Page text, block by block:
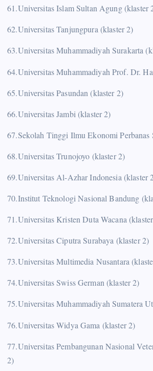
61.Universitas Islam Sultan Agung (klaster
62.Universitas Tanjungpura (klaster 2)
63.Universitas Muhammadiyah Surakarta
64.Universitas Muhammadiyah Prof. Dr.
65.Universitas Pasundan (klaster 2)
66.Universitas Jambi (klaster 2)
67.Sekolah Tinggi Ilmu Ekonomi Perbanas
68.Universitas Trunojoyo (klaster 2)
69.Universitas Al-Azhar Indonesia (klaster
70.Institut Teknologi Nasional Bandung
71.Universitas Kristen Duta Wacana
72.Universitas Ciputra Surabaya (klaster 2)
73.Universitas Multimedia Nusantara
74.Universitas Swiss German (klaster 2)
75.Universitas Muhammadiyah Sumatera
76.Universitas Widya Gama (klaster 2)
77.Universitas Pembangunan Nasional
2)